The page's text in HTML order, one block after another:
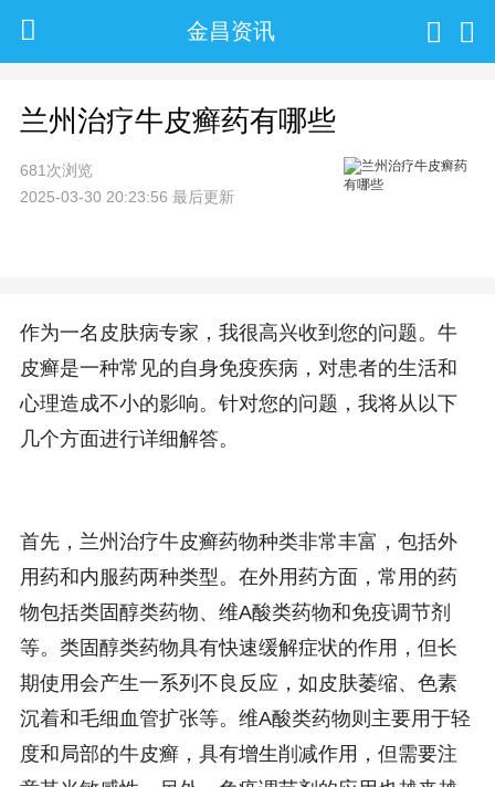
金昌资讯
兰州治疗牛皮癣药有哪些
681次浏览
2025-03-30 20:23:56 最后更新
作为一名皮肤病专家，我很高兴收到您的问题。牛
皮癣是一种常见的自身免疫疾病，对患者的生活和
心理造成不小的影响。针对您的问题，我将从以下
几个方面进行详细解答。
首先，兰州治疗牛皮癣药物种类非常丰富，包括外
用药和内服药两种类型。在外用药方面，常用的药
物包括类固醇类药物、维A酸类药物和免疫调节剂
等。类固醇类药物具有快速缓解症状的作用，但长
期使用会产生一系列不良反应，如皮肤萎缩、色素
沉着和毛细血管扩张等。维A酸类药物则主要用于轻
度和局部的牛皮癣，具有增生削减作用，但需要注